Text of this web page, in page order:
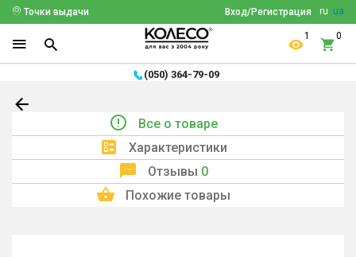
ru ua
Вход/Регистрация
Точки выдачи
1 0
(050) 364-79-09
Все о товаре
Характеристики
Отзывы 0
Похожие товары